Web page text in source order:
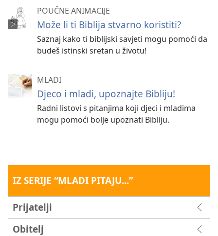
POUČNE ANIMACIJE
Može li ti Biblija stvarno koristiti?
Saznaj kako ti biblijski savjeti mogu pomoći da
budeš istinski sretan u životu!
MLADI
Djeco i mladi, upoznajte Bibliju!
Radni listovi s pitanjima koji djeci i mladima
mogu pomoći bolje upoznati Bibliju.
IZ SERIJE “MLADI PITAJU...”
Prijatelji
Obitelj